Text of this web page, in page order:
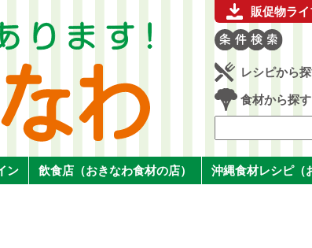
販促物ラ
レシピから
食材から探す
ン 飲食店（おきなわ食材の店） 沖縄食材レシピ（